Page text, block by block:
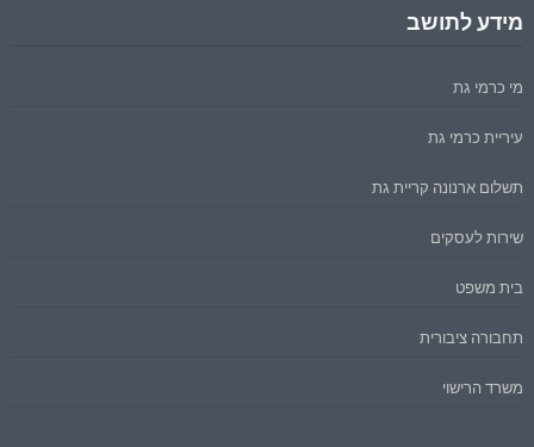
מידע לתושב
מי כרמי גת
עיריית כרמי גת
תשלום ארנונה קריית גת
שירות לעסקים
בית משפט
תחבורה ציבורית
משרד הרישוי